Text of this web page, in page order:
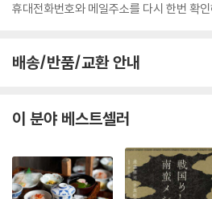
휴대전화번호와 메일주소를 다시 한번 확
배송/반품/교환 안내
이 분야 베스트셀러